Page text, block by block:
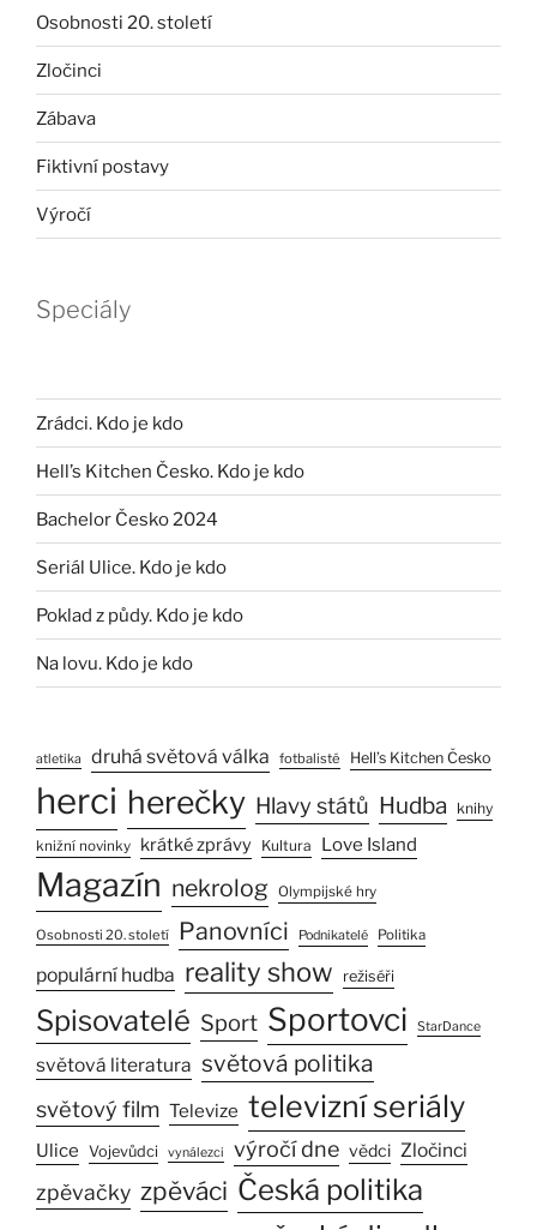
Osobnosti 20. století
Zločinci
Zábava
Fiktivní postavy
Výročí
Speciály
Zrádci. Kdo je kdo
Hell’s Kitchen Česko. Kdo je kdo
Bachelor Česko 2024
Seriál Ulice. Kdo je kdo
Poklad z půdy. Kdo je kdo
Na lovu. Kdo je kdo
atletika druhá světová válka fotbalisté Hell’s Kitchen Česko
herci herečky Hlavy států Hudba knihy
knižní novinky krátké zprávy Kultura Love Island
Magazín nekrolog Olympijské hry
Osobnosti 20. století Panovníci Podnikatelé Politika
populární hudba reality show režiséři
Spisovatelé Sport Sportovci StarDance
světová literatura světová politika
světový film Televize televizní seriály
Ulice Vojevůdci vynálezci výročí dne vědci Zločinci
zpěvačky zpěváci Česká politika